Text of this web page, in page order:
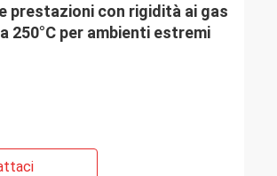
prestazioni con rigidità ai gas
250°C per ambienti estremi